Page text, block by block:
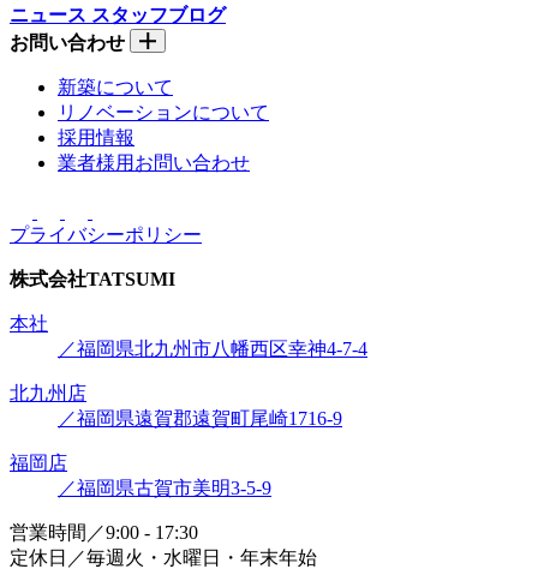
ニュース スタッフブログ
お問い合わせ
新築について
リノベーションについて
採用情報
業者様用お問い合わせ
プライバシーポリシー
株式会社TATSUMI
本社
／福岡県北九州市八幡西区幸神4-7-4
北九州店
／福岡県遠賀郡遠賀町尾崎1716-9
福岡店
／福岡県古賀市美明3-5-9
営業時間／9:00 - 17:30
定休日／毎週火・水曜日・年末年始